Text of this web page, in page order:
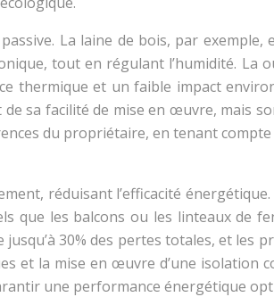
La laine de bois, par
tout en régulant l’humidité. La
thermique et un faible impact
sa facilité de mise en œuvre, mais
du propriétaire, en tenant compte
réduisant l’efficacité
que les balcons ou les linteaux de
30% des pertes totales, et les
et la mise en œuvre d’une isolation
une performance énergétique